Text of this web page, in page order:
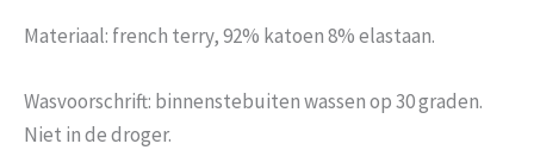
Materiaal: french terry, 92% katoen 8% elastaan.
Wasvoorschrift: binnenstebuiten wassen op 30 graden.
Niet in de droger.